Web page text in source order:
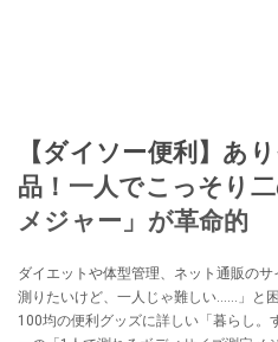
【ダイソー便利】あ
品！一人でこっそり
メジャー」が革命的
ダイエットや体型管理、ネット通販の
測りたいけど、一人じゃ難しい……」と
100均の便利グッズに詳しい「暮らし。